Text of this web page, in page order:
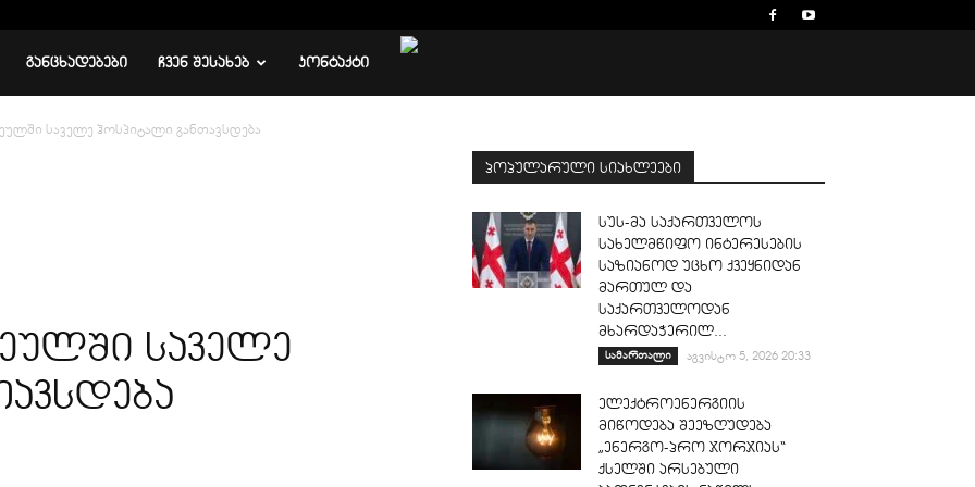
ᲒᲐᲜᲪᲮᲐᲓᲔᲑᲔᲑᲘ ᲩᲕᲔᲜ ᲨᲔᲡᲐᲮᲔᲑ ᲙᲝᲜᲢᲐᲥᲢᲘ
საველე ჰოსპიტალი განთავსდება
საველე
პოპულარული სიახლეები
სუს-მა საქართველოს
სახელმწიფო ინტერესების
საზიანოდ უცხო ქვეყნიდან
მართულ და
საქართველოდან
მხარდაჭერილ...
სამართალი აგვისტო 5, 2026 20:33
ელექტროენერგიის
მიწოდება შეეზღუდება
„ენერგო-პრო ჯორჯიას“
ქსელში არსებული